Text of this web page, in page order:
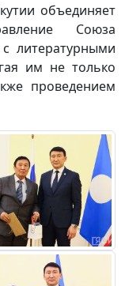
объединяет
Союза
литературными
им не только
проведением